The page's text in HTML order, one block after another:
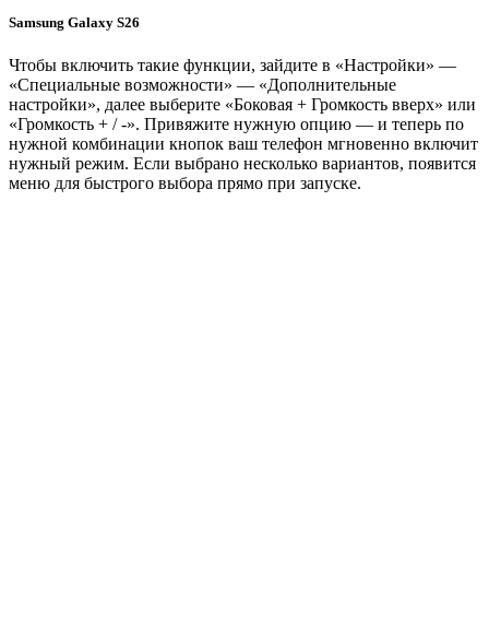
Samsung Galaxy S26
Чтобы включить такие функции, зайдите в «Настройки» —
«Специальные возможности» — «Дополнительные
настройки», далее выберите «Боковая + Громкость вверх» или
«Громкость + / -». Привяжите нужную опцию — и теперь по
нужной комбинации кнопок ваш телефон мгновенно включит
нужный режим. Если выбрано несколько вариантов, появится
меню для быстрого выбора прямо при запуске.